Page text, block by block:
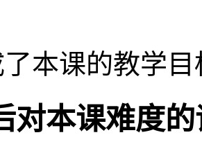
本课的教学目
对本课难度